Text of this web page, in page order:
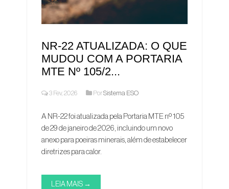
NR-22 ATUALIZADA: O QUE
MUDOU COM A PORTARIA
MTE Nº 105/2...
3 Fev, 2026 PorSistema ESO
A NR-22 foi atualizada pela Portaria MTE nº 105
de 29 de janeiro de 2026, incluindo um novo
anexo para poeiras minerais, além de estabelecer
diretrizes para calor.
LEIA MAIS →